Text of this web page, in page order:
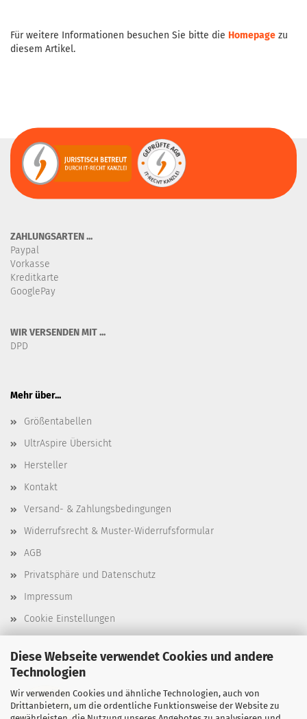
Diese Webseite verwendet Cookies und andere
Technologien
Wir verwenden Cookies und ähnliche Technologien, auch von
Drittanbietern, um die ordentliche Funktionsweise der Website zu
Für weitere Informationen besuchen Sie bitte die Homepage zu
diesem Artikel.
ZAHLUNGSARTEN ...
Paypal
Vorkasse
Kreditkarte
GooglePay
WIR VERSENDEN MIT ...
DPD
Mehr über...
Größentabellen
UltrAspire Übersicht
Hersteller
Kontakt
Versand- & Zahlungsbedingungen
Widerrufsrecht & Muster-Widerrufsformular
AGB
Privatsphäre und Datenschutz
Impressum
Cookie Einstellungen